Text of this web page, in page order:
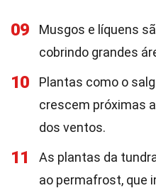
09
Musgos e líquens
cobrindo grandes
10
Plantas como o
crescem próximas
dos ventos.
11
As plantas da
ao permafrost, que